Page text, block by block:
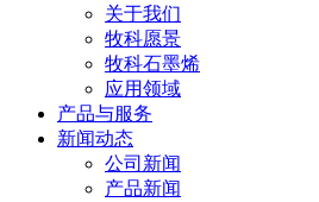
关于我们
牧科愿景
牧科石墨烯
应用领域
产品与服务
新闻动态
公司新闻
产品新闻